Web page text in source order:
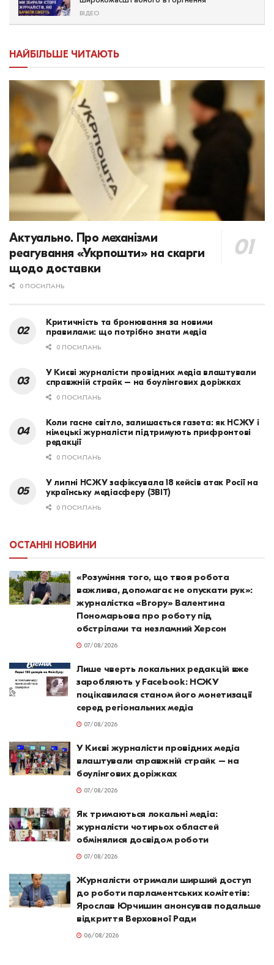
ВІДЕО
НАЙБІЛЬШЕ ЧИТАЮТЬ
Актуально. Про механізми
реагування «Укрпошти» на скарги
щодо доставки
0 ПОСИЛАНЬ
Критичність та бронювання за новими
правилами: що потрібно знати медіа
0 ПОСИЛАНЬ
У Києві журналісти провідних медіа влаштували
справжній страйк – на боулінгових доріжках
0 ПОСИЛАНЬ
Коли гасне світло, залишається газета: як НСЖУ і
німецькі журналісти підтримують прифронтові
редакції
0 ПОСИЛАНЬ
У липні НСЖУ зафіксувала 18 кейсів атак Росії на
українську медіасферу (ЗВІТ)
0 ПОСИЛАНЬ
ОСТАННІ НОВИНИ
«Розуміння того, що твоя робота
важлива, допомагає не опускати рук»:
журналістка «Вгору» Валентина
Пономарьова про роботу під
обстрілами та незламний Херсон
07/08/2026
Лише чверть локальних редакцій вже
заробляють у Facebook: НСЖУ
поцікавилася станом його монетизації
серед регіональних медіа
07/08/2026
У Києві журналісти провідних медіа
влаштували справжній страйк – на
боулінгових доріжках
07/08/2026
Як тримаються локальні медіа:
журналісти чотирьох областей
обмінялися досвідом роботи
07/08/2026
Журналісти отримали ширший доступ
до роботи парламентських комітетів:
Ярослав Юрчишин анонсував подальше
відкриття Верховної Ради
06/08/2026